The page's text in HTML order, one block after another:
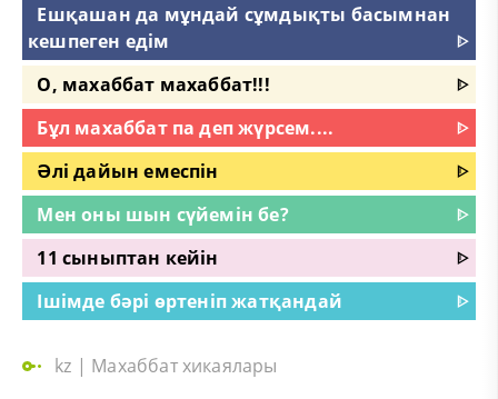
Ешқашан да мұндай сұмдықты басымнан
кешпеген едім
ᐈ
О, махаббат махаббат!!!
ᐈ
Бұл махаббат па деп жүрсем....
ᐈ
Әлі дайын емеспін
ᐈ
Мен оны шын сүйемін бе?
ᐈ
11 сыныптан кейін
ᐈ
Ішімде бәрі өртеніп жатқандай
ᐈ
kz | Махаббат хикаялары